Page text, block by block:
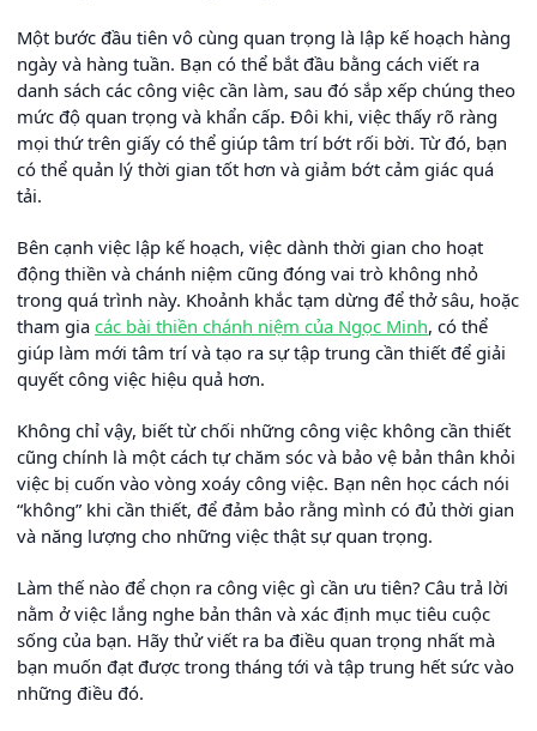
Một bước đầu tiên vô cùng quan trọng là lập kế hoạch hàng
ngày và hàng tuần. Bạn có thể bắt đầu bằng cách viết ra
danh sách các công việc cần làm, sau đó sắp xếp chúng theo
mức độ quan trọng và khẩn cấp. Đôi khi, việc thấy rõ ràng
mọi thứ trên giấy có thể giúp tâm trí bớt rối bời. Từ đó, bạn
có thể quản lý thời gian tốt hơn và giảm bớt cảm giác quá
tải.
Bên cạnh việc lập kế hoạch, việc dành thời gian cho hoạt
động thiền và chánh niệm cũng đóng vai trò không nhỏ
trong quá trình này. Khoảnh khắc tạm dừng để thở sâu, hoặc
tham gia các bài thiền chánh niệm của Ngọc Minh, có thể
giúp làm mới tâm trí và tạo ra sự tập trung cần thiết để giải
quyết công việc hiệu quả hơn.
Không chỉ vậy, biết từ chối những công việc không cần thiết
cũng chính là một cách tự chăm sóc và bảo vệ bản thân khỏi
việc bị cuốn vào vòng xoáy công việc. Bạn nên học cách nói
“không” khi cần thiết, để đảm bảo rằng mình có đủ thời gian
và năng lượng cho những việc thật sự quan trọng.
Làm thế nào để chọn ra công việc gì cần ưu tiên? Câu trả lời
nằm ở việc lắng nghe bản thân và xác định mục tiêu cuộc
sống của bạn. Hãy thử viết ra ba điều quan trọng nhất mà
bạn muốn đạt được trong tháng tới và tập trung hết sức vào
những điều đó.